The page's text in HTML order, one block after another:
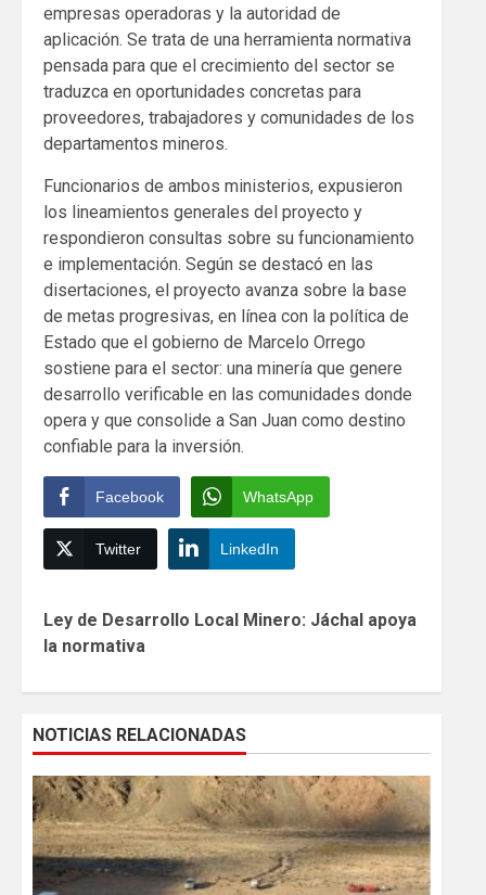
empresas operadoras y la autoridad de
aplicación. Se trata de una herramienta normativa
pensada para que el crecimiento del sector se
traduzca en oportunidades concretas para
proveedores, trabajadores y comunidades de los
departamentos mineros.
Funcionarios de ambos ministerios, expusieron
los lineamientos generales del proyecto y
respondieron consultas sobre su funcionamiento
e implementación. Según se destacó en las
disertaciones, el proyecto avanza sobre la base
de metas progresivas, en línea con la política de
Estado que el gobierno de Marcelo Orrego
sostiene para el sector: una minería que genere
desarrollo verificable en las comunidades donde
opera y que consolide a San Juan como destino
confiable para la inversión.
Facebook WhatsApp
Twitter LinkedIn
Reading
Ley de Desarrollo Local Minero: Jáchal apoya
la normativa
NOTICIAS RELACIONADAS